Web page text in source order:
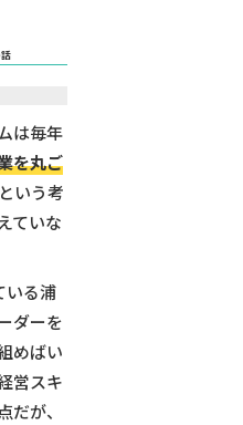
は毎年
を丸ご
いう考
ていな
いる浦
ダーを
めばい
営スキ
が、